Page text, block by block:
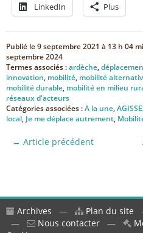
LinkedIn Plus
Publié le9 septembre 2021 à 13 h 04
septembre 2024
Termes associés :ardèche,
innovation, mobilité, mobilité
mobilité durable, mobilité en milieu
réseaux d'acteurs
Catégories associées :A la une,
local, Je me déplace autrement,
← Article précédent
Archives — Plan du site
—
Nous contacter —